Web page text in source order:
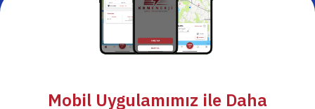
Mobil Uygulamımız ile Daha